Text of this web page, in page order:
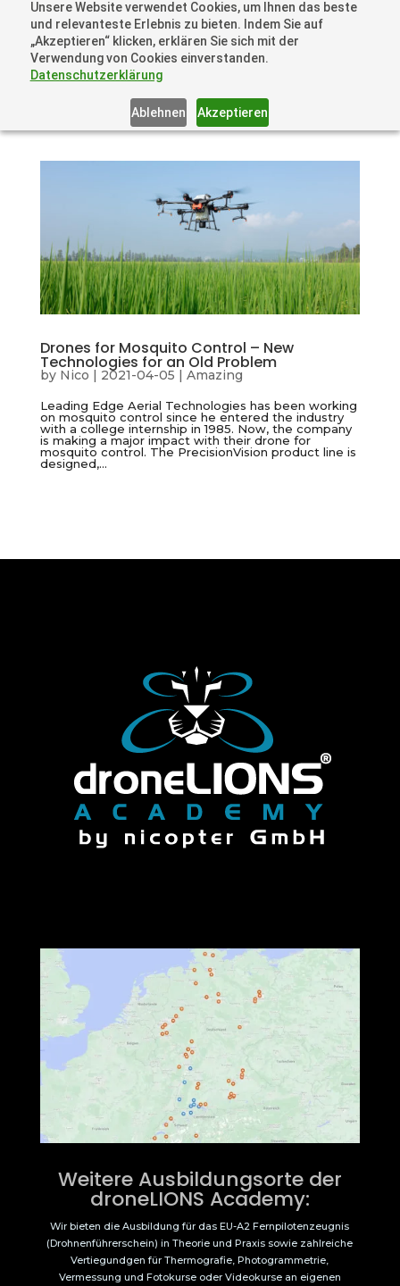
Unsere Website verwendet Cookies, um Ihnen das beste
und relevanteste Erlebnis zu bieten. Indem Sie auf
„Akzeptieren“ klicken, erklären Sie sich mit der
Verwendung von Cookies einverstanden.
Datenschutzerklärung
Ablehnen Akzeptieren
+41 44505 6667 oder +49 157 3598 0006
info@dronelions.academy
Drones for Mosquito Control – New
Technologies for an Old Problem
by Nico | 2021-04-05 | Amazing
Leading Edge Aerial Technologies has been working
on mosquito control since he entered the industry
with a college internship in 1985. Now, the company
is making a major impact with their drone for
mosquito control. The PrecisionVision product line is
designed,...
Weitere Ausbildungsorte der
droneLIONS Academy:
Wir bieten die Ausbildung für das EU-A2 Fernpilotenzeugnis
(Drohnenführerschein) in Theorie und Praxis sowie zahlreiche
Vertiegundgen für Thermografie, Photogrammetrie,
Vermessung und Fotokurse oder Videokurse an eigenen